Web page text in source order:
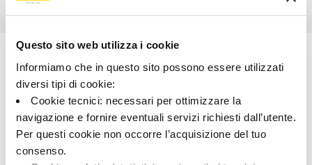
Questo sito web utilizza i cookie
Informiamo che in questo sito possono essere utilizzati
diversi tipi di cookie:
Cookie tecnici: necessari per ottimizzare la
navigazione e fornire eventuali servizi richiesti dall’utente.
Per questi cookie non occorre l’acquisizione del tuo
consenso.